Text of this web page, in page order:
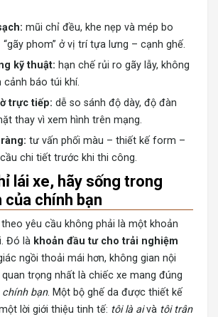
mũi chỉ đều, khe nẹp và mép bo
phom” ở vị trí tựa lưng – cạnh ghế.
kỹ thuật: hạn chế rủi ro gãy lẫy, không
cảnh báo túi khí.
trực tiếp: dễ so sánh độ dày, độ đàn
thay vì xem hình trên mạng.
tư vấn phối màu – thiết kế form –
chi tiết trước khi thi công.
lái xe, hãy sống trong
của chính bạn
yêu cầu không phải là một khoản
Đó là khoản đầu tư cho trải nghiệm
ngồi thoải mái hơn, không gian nội
trọng nhất là chiếc xe mang đúng
chính bạn. Một bộ ghế da được thiết kế
lời giới thiệu tinh tế: tôi là aivà tôi trân